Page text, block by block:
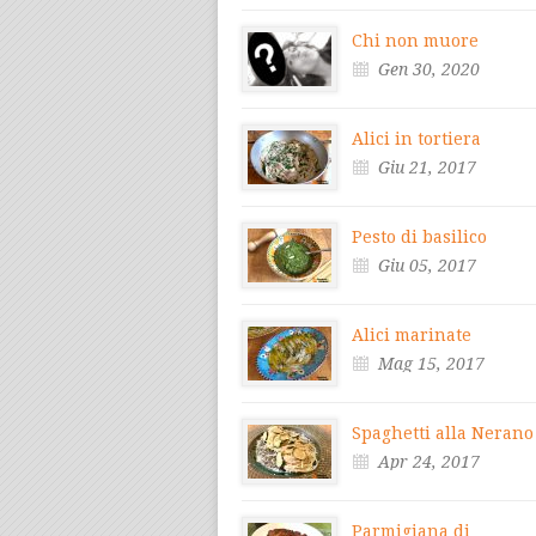
Chi non muore
Gen 30, 2020
Alici in tortiera
Giu 21, 2017
Pesto di basilico
Giu 05, 2017
Alici marinate
Mag 15, 2017
Spaghetti alla Nerano
Apr 24, 2017
Parmigiana di